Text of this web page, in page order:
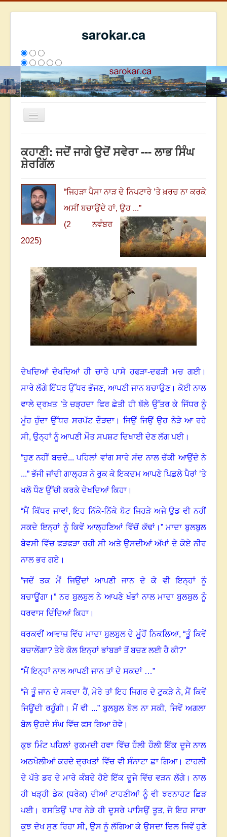
sarokar.ca
Toggle
ਰਚਨਾਵਾਂ
ਸੰਪਰਕ
We have 200 guests and no members online
2805058
ਇਸ ਹਫਤੇ 32492 ਇਸ ਮਹੀਨੇ41283
ਕਹਾਣੀ: ਜਦੋਂ ਜਾਗੇ ਉਦੋਂ ਸਵੇਰਾ --- ਲਾਭ ਸਿੰਘ
ਸ਼ੇਰਗਿੱਲ
“ਜਿਹੜਾ ਪੈਸਾ ਨਾੜ ਦੇ ਨਿਪਟਾਰੇ ’ਤੇ ਖ਼ਰਚ ਨਾ ਕਰਕੇ
ਅਸੀਂ ਬਚਾਉਂਦੇ ਹਾਂ, ਉਹ ...”
(2 ਨਵੰਬਰ
2025)
ਦੇਖਦਿਆਂ ਦੇਖਦਿਆਂ ਹੀ ਚਾਰੇ ਪਾਸੇ ਹਫੜਾ-ਦਫੜੀ ਮਚ ਗਈ।
ਸਾਰੇ ਲੱਗੇ ਇੱਧਰ ਉੱਧਰ ਭੱਜਣ, ਆਪਣੀ ਜਾਨ ਬਚਾਉਣ।ਕੋਈ ਨਾਲ
ਵਾਲੇ ਦ੍ਰਖ਼ਤ ’ਤੇ ਚੜ੍ਹਦਾ ਫਿਰ ਛੇਤੀ ਹੀ ਥੱਲੇ ਉੱਤਰ ਕੇ ਜਿੱਧਰ ਨੂੰ
ਮੂੰਹ ਹੁੰਦਾ ਉੱਧਰ ਸਰਪੱਟ ਦੌੜਦਾ।ਜਿਉਂ ਜਿਉਂ ਉਹ ਨੇੜੇ ਆ ਰਹੇ
ਸੀ, ਉਨ੍ਹਾਂ ਨੂੰ ਆਪਣੀ ਮੌਤ ਸਪਸ਼ਟ ਦਿਖਾਈ ਦੇਣ ਲੱਗ ਪਈ।
“ਹੁਣ ਨਹੀਂ ਬਚਦੇ... ਪਹਿਲਾਂ ਵਾਂਗ ਸਾਰੇ ਸੰਦ ਨਾਲ ਚੱਕੀ ਆਉਂਦੇ ਨੇ
...” ਭੱਜੀ ਜਾਂਦੀ ਗਾਲ੍ਹੜ ਨੇ ਰੁਕ ਕੇ ਇਕਦਮ ਆਪਣੇ ਪਿਛਲੇ ਪੈਰਾਂ ’ਤੇ
ਖਲੋ ਧੌਣ ਉੱਚੀ ਕਰਕੇ ਦੇਖਦਿਆਂ ਕਿਹਾ ।
“ਮੈਂ ਕਿੱਧਰ ਜਾਵਾਂ,ਇਹ ਨਿੱਕੇ-ਨਿੱਕੇ ਬੋਟ ਜਿਹੜੇ ਅਜੇ ਉਡ ਵੀ ਨਹੀਂ
ਸਕਦੇ ਇਨ੍ਹਾਂ ਨੂੰ ਕਿਵੇਂ ਆਲ੍ਹਣਿਆਂ ਵਿੱਚੋਂ ਕੱਢਾਂ।”ਮਾਦਾ ਬੁਲਬੁਲ
ਬੇਵਸੀ ਵਿੱਚ ਫੜਫੜਾ ਰਹੀ ਸੀ ਅਤੇ ਉਸਦੀਆਂ ਅੱਖਾਂ ਦੇ ਕੋਏ ਨੀਰ
ਨਾਲ ਭਰ ਗਏ ।
“ਜਦੋਂ ਤਕ ਮੈਂ ਜਿਉਂਦਾਂ ਆਪਣੀ ਜਾਨ ਦੇ ਕੇ ਵੀ ਇਨ੍ਹਾਂ ਨੂੰ
ਬਚਾਊਂਗਾ ।”ਨਰ ਬੁਲਬੁਲ ਨੇ ਆਪਣੇ ਖੰਭਾਂ ਨਾਲ ਮਾਦਾ ਬੁਲਬੁਲ ਨੂੰ
ਧਰਵਾਸ ਦਿੰਦਿਆਂ ਕਿਹਾ ।
ਥਰਕਵੀਂ ਆਵਾਜ਼ ਵਿੱਚ ਮਾਦਾ ਬੁਲਬੁਲ ਦੇ ਮੂੰਹੋਂ ਨਿਕਲਿਆ,“ਤੂੰ ਕਿਵੇਂ
ਬਚਾਲੇਂਗਾ? ਤੇਰੇ ਕੋਲ ਇਨ੍ਹਾਂ ਭਾਂਬੜਾਂ ਤੋਂ ਬਚਣ ਲਈ ਹੈ ਕੀ?”
“ਮੈਂ ਇਨ੍ਹਾਂ ਨਾਲ ਆਪਣੀ ਜਾਨ ਤਾਂ ਦੇ ਸਕਦਾਂ …”
“ਜੇ ਤੂੰ ਜਾਨ ਦੇ ਸਕਦਾ ਹੈਂ,ਮੇਰੇ ਤਾਂ ਇਹ ਜਿਗਰ ਦੇ ਟੁਕੜੇ ਨੇ,ਮੈਂ ਕਿਵੇਂ
ਜਿਊਂਦੀ ਰਹੂੰਗੀ। ਮੈਂ ਵੀ ...” ਬੁਲਬੁਲ ਬੋਲ ਨਾ ਸਕੀ, ਜਿਵੇਂ ਅਗਲਾ
ਬੋਲ ਉਹਦੇ ਸੰਘ ਵਿੱਚ ਫਸ ਗਿਆ ਹੋਵੇ।
ਕੁਝ ਮਿੰਟ ਪਹਿਲਾਂ ਰੁਕਮਦੀ ਹਵਾ ਵਿੱਚ ਹੌਲੀ ਹੌਲੀ ਇੱਕ ਦੂਜੇ ਨਾਲ
ਅਠਖੇਲੀਆਂ ਕਰਦੇ ਦ੍ਰਖਤਾਂ ਵਿੱਚ ਵੀ ਸੰਨਾਟਾ ਛਾ ਗਿਆ। ਟਾਹਲੀ
ਦੇ ਪੱਤੇ ਡਰ ਦੇ ਮਾਰੇ ਕੰਬਦੇ ਹੋਏ ਇੱਕ ਦੂਜੇ ਵਿੱਚ ਵੜਨ ਲੱਗੇ। ਨਾਲ
ਹੀ ਖੜ੍ਹੀ ਡੇਕ (ਧਰੇਕ) ਦੀਆਂ ਟਾਹਣੀਆਂ ਨੂੰ ਵੀ ਝਰਨਾਹਟ ਛਿੜ
ਪਈ। ਰਸਤਿਉਂ ਪਾਰ ਨੇੜੇ ਹੀ ਦੂਸਰੇ ਪਾਸਿਉਂ ਤੂਤ, ਜੋ ਇਹ ਸਾਰਾ
ਕੁਝ ਦੇਖ ਸੁਣ ਰਿਹਾ ਸੀ, ਉਸ ਨੂੰ ਲੱਗਿਆ ਕੇ ਉਸਦਾ ਦਿਲ ਜਿਵੇਂ ਹੁਣੇ